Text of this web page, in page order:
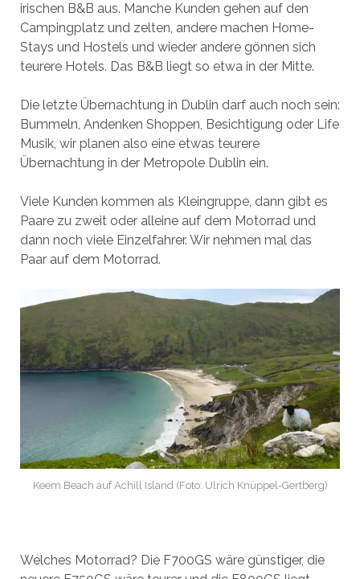
irischen B&B aus. Manche Kunden gehen auf den
Campingplatz und zelten, andere machen Home-
Stays und Hostels und wieder andere gönnen sich
teurere Hotels. Das B&B liegt so etwa in der Mitte.
Die letzte Übernachtung in Dublin darf auch noch sein:
Bummeln, Andenken Shoppen, Besichtigung oder Life
Musik, wir planen also eine etwas teurere
Übernachtung in der Metropole Dublin ein.
Viele Kunden kommen als Kleingruppe, dann gibt es
Paare zu zweit oder alleine auf dem Motorrad und
dann noch viele Einzelfahrer. Wir nehmen mal das
Paar auf dem Motorrad.
Keem Beach auf Achill Island (Foto: Ulrich Knüppel-Gertberg)
Welches Motorrad? Die F700GS wäre günstiger, die